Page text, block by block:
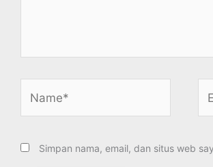
Simpan nama, email, dan situs web